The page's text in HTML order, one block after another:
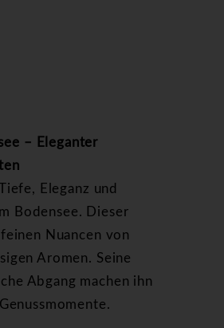
– Eleganter
Eleganz und
Bodensee. Dieser
Nuancen von
Aromen. Seine
Abgang machen ihn